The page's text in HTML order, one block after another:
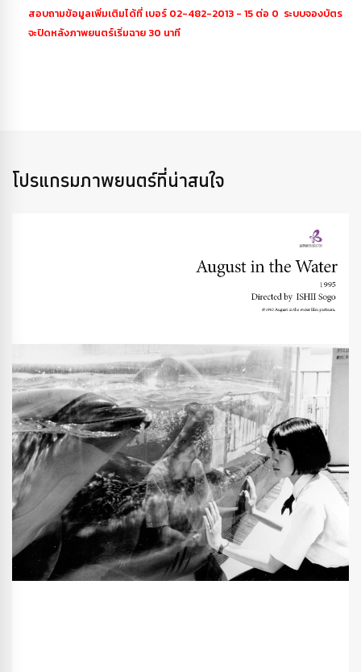
สอบถามข้อมูลเพิ่มเติมได้ที่ เบอร์ 02-482-2013 - 15 ต่อ 0 ระบบจองบัตร
จะปิดหลังภาพยนตร์เริ่มฉาย 30 นาที
โปรแกรมภาพยนตร์ที่น่าสนใจ